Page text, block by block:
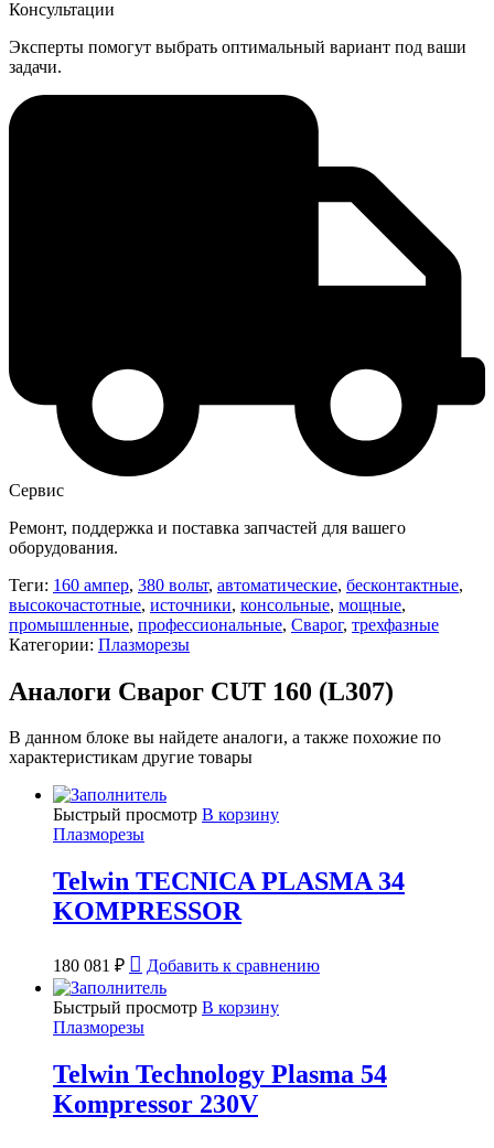
Консультации
Эксперты помогут выбрать оптимальный вариант под ваши
задачи.
Сервис
Ремонт, поддержка и поставка запчастей для вашего
оборудования.
Теги: 160 ампер, 380 вольт, автоматические, бесконтактные,
высокочастотные, источники, консольные, мощные,
промышленные, профессиональные, Сварог, трехфазные
Категории: Плазморезы
Аналоги Сварог CUT 160 (L307)
В данном блоке вы найдете аналоги, а также похожие по
характеристикам другие товары
Быстрый просмотр В корзину
Плазморезы
Telwin TECNICA PLASMA 34
KOMPRESSOR
180 081 ₽ Добавить к сравнению
Быстрый просмотр В корзину
Плазморезы
Telwin Technology Plasma 54
Kompressor 230V